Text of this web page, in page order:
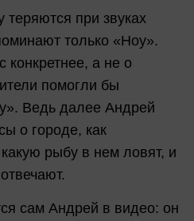
теряются при звуках
только «Ноу».
конкретнее, а не о
помогли бы
Ведь далее Андрей
о городе, как
рыбу в нем ловят, и
сам Андрей в видео: он